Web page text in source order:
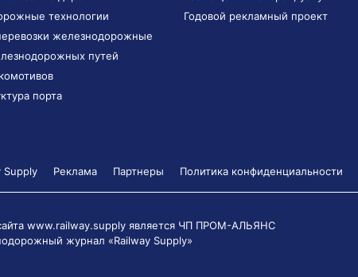
технологии
железнодорожные
путей
порта
Годовой рекламный проект
Реклама Партнеры Политика конфиденциальности
www.railway.supply является ЧП ПРОМ-АЛЬЯНС
журнал «Railway Supply»